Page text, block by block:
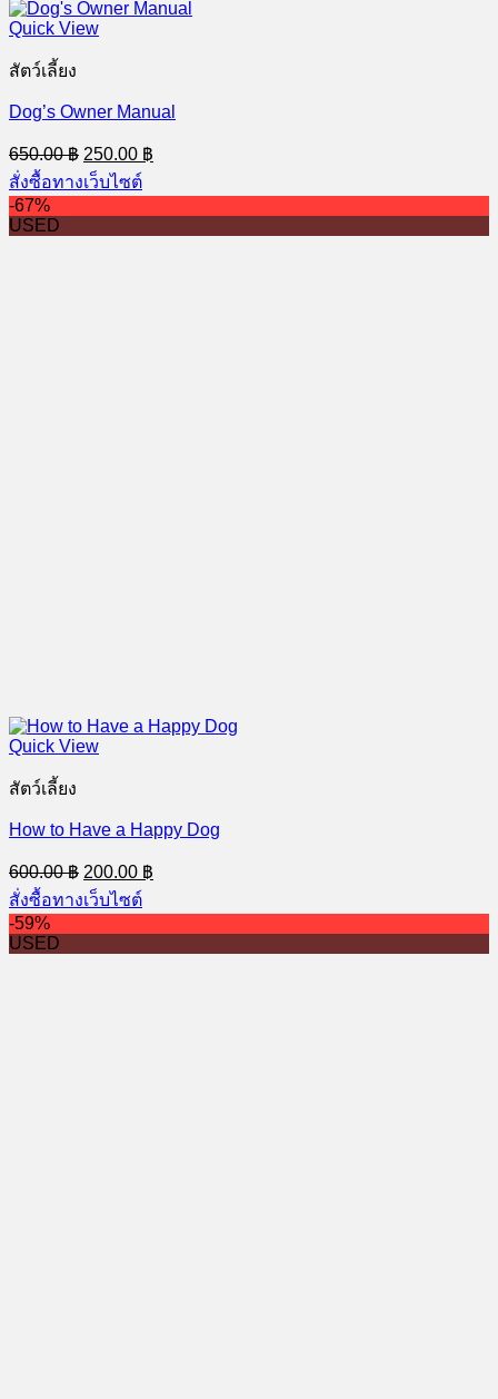
Quick View
สัตว์เลี้ยง
Dog’s Owner Manual
650.00฿ Original
price
was:
650.00 ฿.
250.00 ฿
price
250.00 ฿.
สั่งซื้อทางเว็บไซต์
-67%
USED
Quick View
สัตว์เลี้ยง
How to Have a Happy Dog
600.00฿ Original
price
was:
600.00 ฿.
200.00 ฿
price
200.00 ฿.
สั่งซื้อทางเว็บไซต์
-59%
USED